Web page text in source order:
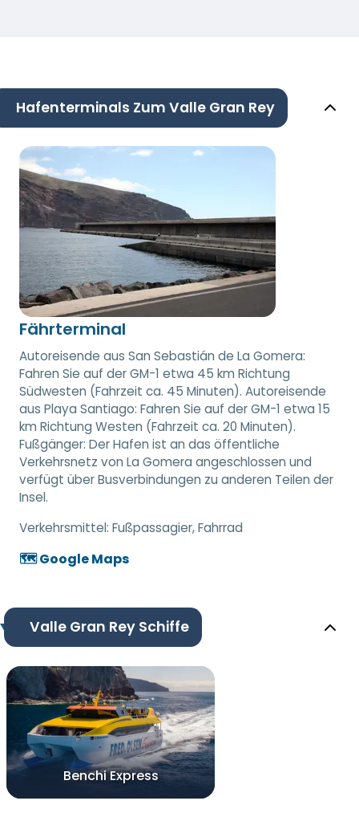
Hafenterminals Zum Valle Gran Rey
Fährterminal
Autoreisende aus San Sebastián de La Gomera:
Fahren Sie auf der GM-1 etwa 45 km Richtung
Südwesten (Fahrzeit ca. 45 Minuten). Autoreisende
aus Playa Santiago: Fahren Sie auf der GM-1 etwa 15
km Richtung Westen (Fahrzeit ca. 20 Minuten).
Fußgänger: Der Hafen ist an das öffentliche
Verkehrsnetz von La Gomera angeschlossen und
verfügt über Busverbindungen zu anderen Teilen der
Insel.
Verkehrsmittel: Fußpassagier, Fahrrad
🗺️ Google Maps
Valle Gran Rey Schiffe
Benchi Express